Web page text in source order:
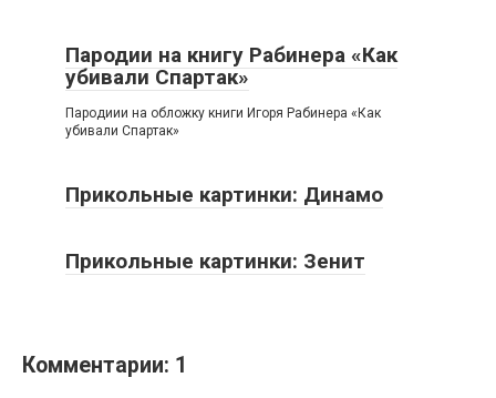
Пародии на книгу Рабинера «Как
убивали Спартак»
Пародиии на обложку книги Игоря Рабинера «Как
убивали Спартак»
Прикольные картинки: Динамо
Прикольные картинки: Зенит
Комментарии: 1